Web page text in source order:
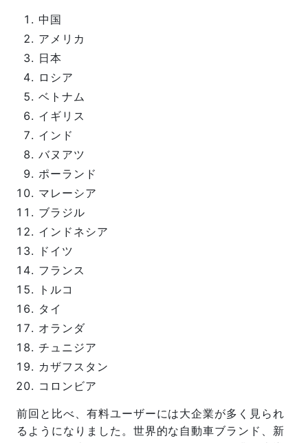
中国
アメリカ
日本
ロシア
ベトナム
イギリス
インド
バヌアツ
ポーランド
マレーシア
ブラジル
インドネシア
ドイツ
フランス
トルコ
タイ
オランダ
チュニジア
カザフスタン
コロンビア
前回と比べ、有料ユーザーには大企業が多く見られ
るようになりました。世界的な自動車ブランド、新